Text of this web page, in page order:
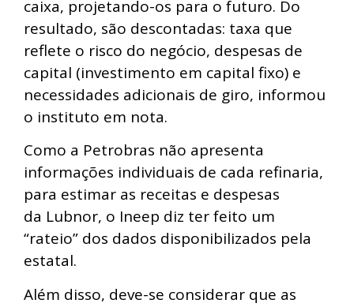
caixa, projetando-os para o futuro. Do
resultado, são descontadas: taxa que
reflete o risco do negócio, despesas de
capital (investimento em capital fixo) e
necessidades adicionais de giro, informou
o instituto em nota.
Como a Petrobras não apresenta
informações individuais de cada refinaria,
para estimar as receitas e despesas
da Lubnor, o Ineep diz ter feito um
“rateio” dos dados disponibilizados pela
estatal.
Além disso, deve-se considerar que as